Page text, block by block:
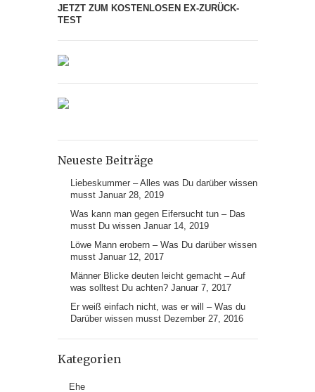
JETZT ZUM KOSTENLOSEN EX-ZURÜCK-
TEST
Neueste Beiträge
Liebeskummer – Alles was Du darüber wissen
musst Januar 28, 2019
Was kann man gegen Eifersucht tun – Das
musst Du wissen Januar 14, 2019
Löwe Mann erobern – Was Du darüber wissen
musst Januar 12, 2017
Männer Blicke deuten leicht gemacht – Auf
was solltest Du achten? Januar 7, 2017
Er weiß einfach nicht, was er will – Was du
Darüber wissen musst Dezember 27, 2016
Kategorien
Ehe